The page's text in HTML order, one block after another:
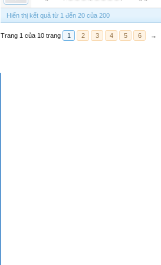
Hiển thị kết quả từ 1 đến 20 của 200
Trang 1 của 10 trang 1 2 3 4 5 6 →